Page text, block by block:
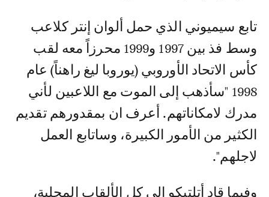
تابع سيميوني الذي حمل ألوان إنتر كلاعب
وسط فذ بين 1997 و1999 محرزاً معه لقب
كأس الاتحاد الأوروبي (يوروبا ليغ راهناً) عام
1998 "سأذهب إلى الموت مع اللاعبين لأني
مدرك لامكاناتهم. أعرف ان بمقدورهم تقديم
الكثير من الأمور الكبيرة، وساتابع العمل
لاجلهم".
وفيما قاد أتلتيكو إلى كل الألقاب المحلية،